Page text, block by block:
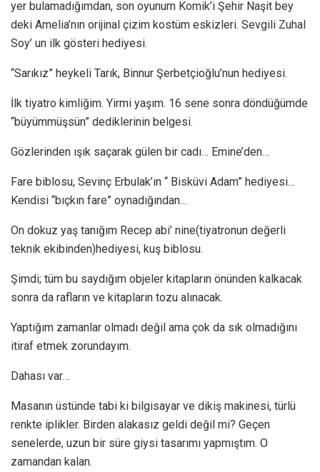
yer bulamadığımdan, son oyunum Komik’i Şehir Naşit bey
deki Amelia’nın orijinal çizim kostüm eskizleri. Sevgili Zuhal
Soy’ un ilk gösteri hediyesi.
“Sarıkız” heykeli Tarık, Binnur Şerbetçioğlu’nun hediyesi.
İlk tiyatro kimliğim. Yirmi yaşım. 16 sene sonra döndüğümde
“büyümmüşsün” dediklerinin belgesi.
Gözlerinden ışık saçarak gülen bir cadı… Emine’den…
Fare biblosu, Sevinç Erbulak’ın “ Bisküvi Adam” hediyesi…
Kendisi “bıçkın fare” oynadığından…
On dokuz yaş tanığım Recep abi’ nine(tiyatronun değerli
teknik ekibinden)hediyesi, kuş biblosu.
Şimdi; tüm bu saydığım objeler kitapların önünden kalkacak
sonra da rafların ve kitapların tozu alınacak.
Yaptığım zamanlar olmadı değil ama çok da sık olmadığını
itiraf etmek zorundayım.
Dahası var…
Masanın üstünde tabi ki bilgisayar ve dikiş makinesi, türlü
renkte iplikler. Birden alakasız geldi değil mi? Geçen
senelerde, uzun bir süre giysi tasarımı yapmıştım. O
zamandan kalan.